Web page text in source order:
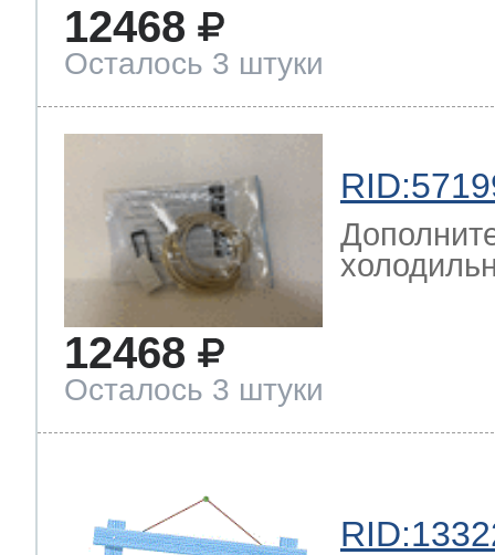
12468
Осталось 3 штуки
12468
Осталось 3 штуки